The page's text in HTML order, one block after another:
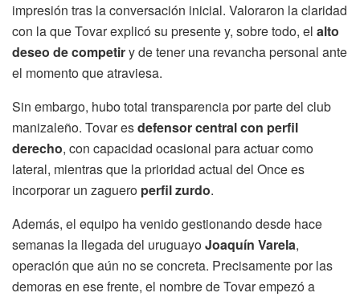
impresión tras la conversación inicial. Valoraron la claridad
con la que Tovar explicó su presente y, sobre todo, el alto
deseo de competiry de tener una revancha personal ante
el momento que atraviesa.
Sin embargo, hubo total transparencia por parte del club
manizaleño. Tovar esdefensor central con perfil
derecho, con capacidad ocasional para actuar como
lateral, mientras que la prioridad actual del Once es
incorporar un zaguero perfil zurdo.
Además, el equipo ha venido gestionando desde hace
semanas la llegada del uruguayoJoaquín Varela,
operación que aún no se concreta. Precisamente por las
demoras en ese frente, el nombre de Tovar empezó a